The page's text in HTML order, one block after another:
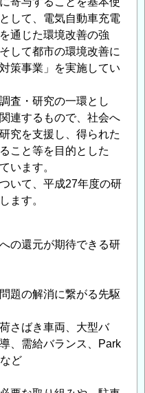
して、電気自動車充電
通じた環境改善の強
して都市の環境改善に
策事業」を実施してい
査・研究の一環とし
連するもので、社会へ
究を支援し、得られた
こと等を目的とした
います。
いて、平成27年度の研
ます。
の還元が期待できる研
題の解消に繋がる先駆
さばき車両、大型バ
、需給バランス、Park
ど